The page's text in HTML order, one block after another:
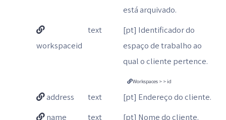
está arquivado.
workspaceid
text
[pt] Identificador do
espaço de trabalho ao
qual o cliente pertence.
Workspaces > > id
address text
[pt] Endereço do cliente.
name
text [pt] Nome do cliente.